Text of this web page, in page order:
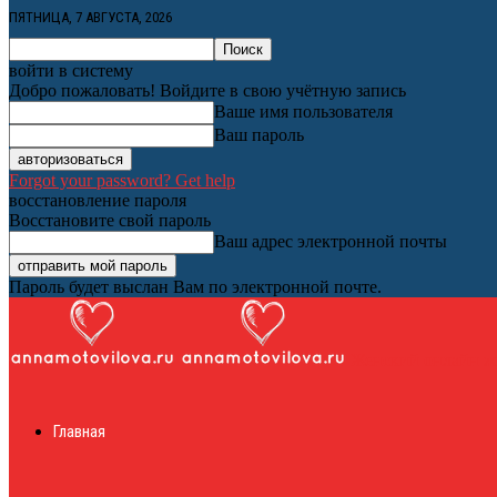
ПЯТНИЦА, 7 АВГУСТА, 2026
войти в систему
Добро пожаловать! Войдите в свою учётную запись
Ваше имя пользователя
Ваш пароль
Forgot your password? Get help
восстановление пароля
Восстановите свой пароль
Ваш адрес электронной почты
Пароль будет выслан Вам по электронной почте.
Главная